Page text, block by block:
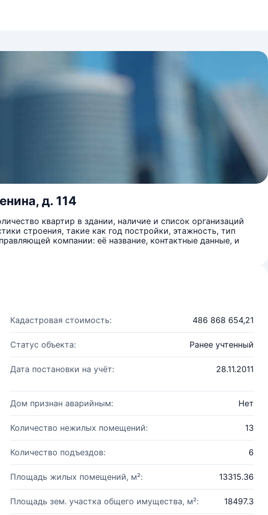
д. 114
квартир в здании, наличие и список организаций
строения, такие как год постройки, этажность, тип
компании: её название, контактные данные, и
Кадастровая стоимость: 486 868 654,21
Статус объекта: Ранее учтенный
Дата постановки на учёт: 28.11.2011
Дом признан аварийным: Нет
Количество нежилых помещений: 13
Количество подъездов: 6
Площадь жилых помещений, м²: 13315.36
Площадь зем. участка общего имущества, м²: 18497.3